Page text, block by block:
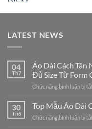
LATEST NEWS
04
Th7
Áo Dài Cách Tân
Đủ Size Từ Form
Chức năng bình luận bị
30
Th6
Top Mẫu Áo Dài
Chức năng bình luận bị